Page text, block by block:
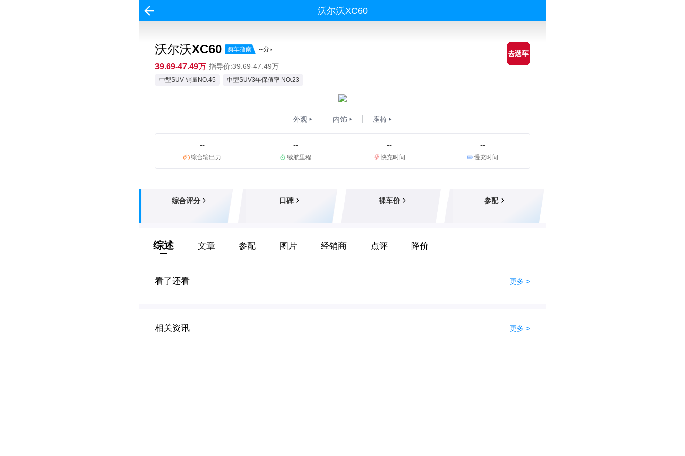
沃尔沃XC60
沃尔沃XC60 购车指南 --分
39.69-47.49万 指导价:39.69-47.49万
中型SUV 销量NO.45 中型SUV3年保值率 NO.23
外观 内饰 座椅
--
综合输出力
--
续航里程
--
快充时间
--
慢充时间
综合评分
--
口碑
--
裸车价
--
参配
--
综述 文章 参配 图片 经销商 点评 降价
看了还看 更多 >
相关资讯 更多 >